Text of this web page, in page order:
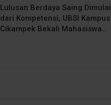
Lulusan Berdaya Saing Dimulai
dari Kompetensi, UBSI Kampus
Cikampek Bekali Mahasiswa…